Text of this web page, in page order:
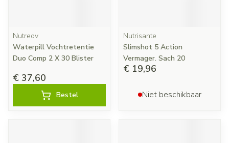
Nutreov
Waterpill Vochtretentie
Duo Comp 2 X 30 Blister
€ 37,60
Bestel
Nutrisante
Slimshot 5 Action
Vermager. Sach 20
€ 19,96
Niet beschikbaar